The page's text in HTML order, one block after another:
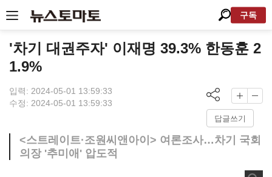
구독
'차기 대권주자' 이재명 39.3% 한동훈 2
1.9%
입력: 2024-05-01 13:59:33
수정: 2024-05-01 13:59:33
답글쓰기
<스트레이트·조원씨앤아이> 여론조사…차기 국회
의장 '추미애' 압도적